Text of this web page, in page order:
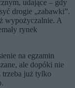
udające – gdy
drogie „zabawki”.
wypożyczalnie. A
rynek
na egzamin
ale dopóki nie
trzeba już tylko